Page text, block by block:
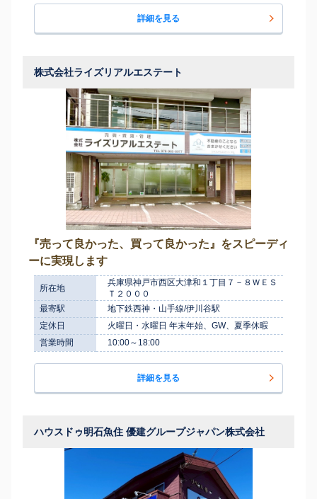
詳細を見る
株式会社ライズリアルエステート
『売って良かった、買って良かった』をスピーディ
ーに実現します
所在地
兵庫県神戸市西区大津和１丁目７－８ＷＥＳ
Ｔ２０００
最寄駅
地下鉄西神・山手線/伊川谷駅
定休日
火曜日・水曜日 年末年始、GW、夏季休暇
営業時間
10:00～18:00
詳細を見る
ハウスドゥ明石魚住 優建グループジャパン株式会社